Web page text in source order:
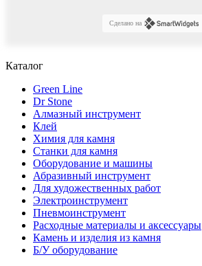
Сделано на
Каталог
Green Line
Dr Stone
Алмазный инструмент
Клей
Химия для камня
Станки для камня
Оборудование и машины
Абразивный инструмент
Для художественных работ
Электроинструмент
Пневмоинструмент
Расходные материалы и аксессуары
Камень и изделия из камня
Б/У оборудование